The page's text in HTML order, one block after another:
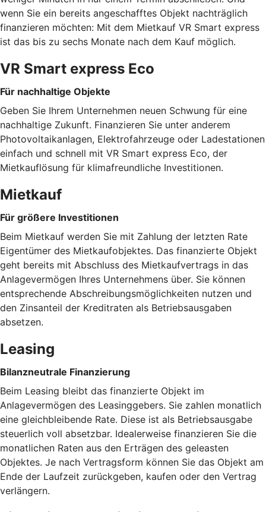
wenn Sie ein bereits angeschafftes Objekt nachträglich
finanzieren möchten: Mit dem Mietkauf VR Smart express
ist das bis zu sechs Monate nach dem Kauf möglich.
VR Smart express Eco
Für nachhaltige Objekte
Geben Sie Ihrem Unternehmen neuen Schwung für eine
nachhaltige Zukunft. Finanzieren Sie unter anderem
Photovoltaikanlagen, Elektrofahrzeuge oder Ladestationen
einfach und schnell mit VR Smart express Eco, der
Mietkauflösung für klimafreundliche Investitionen.
Mietkauf
Für größere Investitionen
Beim Mietkauf werden Sie mit Zahlung der letzten Rate
Eigentümer des Mietkaufobjektes. Das finanzierte Objekt
geht bereits mit Abschluss des Mietkaufvertrags in das
Anlagevermögen Ihres Unternehmens über. Sie können
entsprechende Abschreibungsmöglichkeiten nutzen und
den Zinsanteil der Kreditraten als Betriebsausgaben
absetzen.
Leasing
Bilanzneutrale Finanzierung
Beim Leasing bleibt das finanzierte Objekt im
Anlagevermögen des Leasinggebers. Sie zahlen monatlich
eine gleichbleibende Rate. Diese ist als Betriebsausgabe
steuerlich voll absetzbar. Idealerweise finanzieren Sie die
monatlichen Raten aus den Erträgen des geleasten
Objektes. Je nach Vertragsform können Sie das Objekt am
Ende der Laufzeit zurückgeben, kaufen oder den Vertrag
verlängern.